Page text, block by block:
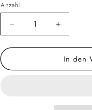
Anzahl
Verringere
die
Menge
Holz
Erhöhe
die
Menge
für
Holz
In den